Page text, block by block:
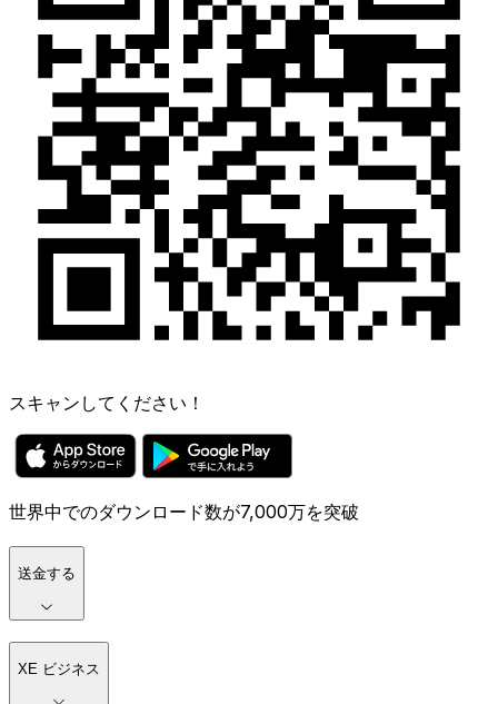
スキャンしてください！
世界中でのダウンロード数が7,000万を突破
送金する
XE ビジネス